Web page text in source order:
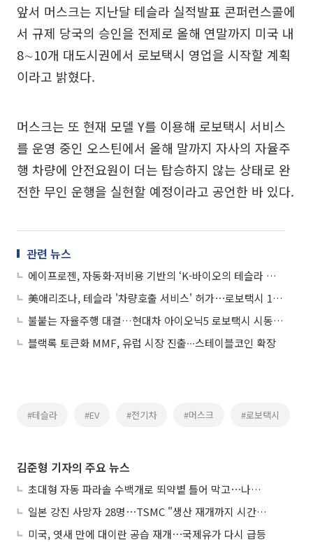
앞서 머스크는 지난달 테슬라 실적발표 콘퍼런스콜에
서 규제 당국의 승인을 전제로 올해 연말까지 미국 내
8∼10개 대도시권에서 로보택시 영업을 시작할 계획
이라고 밝혔다.
머스크는 또 현재 모델 Y를 이용해 로보택시 서비스
를 운영 중인 오스틴에서 올해 말까지 자사의 자율주
행 차량에 안전요원이 더는 탑승하지 않는 상태로 완
전한 무인 운행을 실현할 예정이라고 공언한 바 있다.
관련 뉴스
에이프로젠, 자동화·저비용 기반의 ‘K-바이오의 테슬라 모델’ 전략 강화
美애리조나, 테슬라 '차량호출 서비스' 허가⋯로보택시 1차 관문 통과
불붙는 자율주행 대결…현대차 아이오닉5 로보택시 시동, 테슬라도 한국 상륙 예고
블랙록 토큰화 MMF, 유럽 시장 진출∙∙∙스테이블코인 확장
#테슬라 #EV #전기차 #머스크 #로보택시
김준형 기자의 주요 뉴스
초대형 자동 파라솔 수백개로 뙤약볕 틀어 막고⋯나라별 폭염 생존법
일본 강진 사망자 28명⋯TSMC "생산 재개까지 시간 필요해"
미국, 엿새 만에 대이란 공습 재개⋯국제유가 다시 급등